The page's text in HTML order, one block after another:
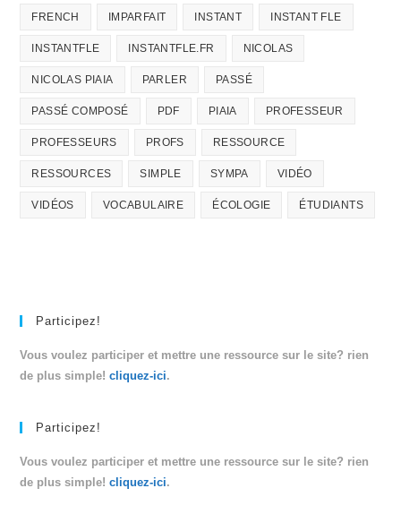
FRENCH IMPARFAIT INSTANT INSTANT FLE
INSTANTFLE INSTANTFLE.FR NICOLAS
NICOLAS PIAIA PARLER PASSÉ
PASSÉ COMPOSÉ PDF PIAIA PROFESSEUR
PROFESSEURS PROFS RESSOURCE
RESSOURCES SIMPLE SYMPA VIDÉO
VIDÉOS VOCABULAIRE ÉCOLOGIE ÉTUDIANTS
Participez!
Vous voulez participer et mettre une ressource sur le site? rien
de plus simple!cliquez-ici.
Participez!
Vous voulez participer et mettre une ressource sur le site? rien
de plus simple!cliquez-ici.